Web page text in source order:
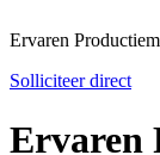
Ervaren
Solliciteer direct
Ervaren